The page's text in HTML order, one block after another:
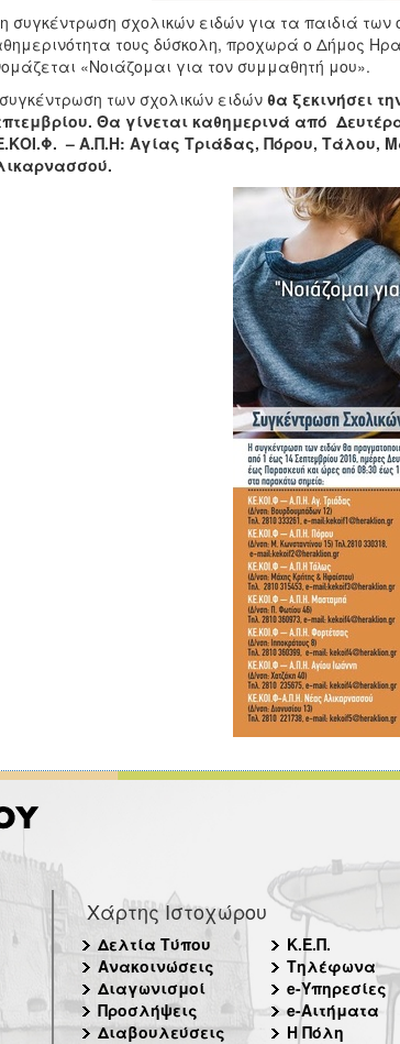
συγκέντρωση σχολικών ειδών για τα παιδιά των
τους δύσκολη, προχωρά ο Δήμος
«Νοιάζομαι για τον συμμαθητή μου».
των σχολικών ειδών θα ξεκινήσει
Θα γίνεται καθημερινά από
– Α.Π.Η: Αγίας Τριάδας, Πόρου, Τάλου,
Χάρτης Ιστοχώρου
Δελτία Τύπου
Ανακοινώσεις
Διαγωνισμοί
Προσλήψεις
Διαβουλεύσεις
Κ.Ε.Π.
Τηλέφωνα
e-Υπηρεσίες
e-Αιτήματα
Η Πόλη